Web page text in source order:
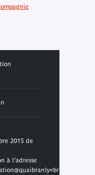
2015 de
à l’adresse